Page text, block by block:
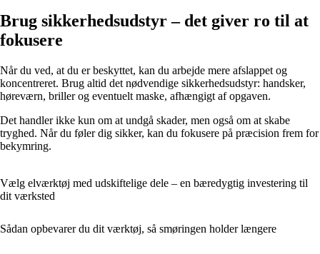
Brug sikkerhedsudstyr – det giver ro til at
fokusere
Når du ved, at du er beskyttet, kan du arbejde mere afslappet og
koncentreret. Brug altid det nødvendige sikkerhedsudstyr: handsker,
høreværn, briller og eventuelt maske, afhængigt af opgaven.
Det handler ikke kun om at undgå skader, men også om at skabe
tryghed. Når du føler dig sikker, kan du fokusere på præcision frem for
bekymring.
Vælg elværktøj med udskiftelige dele – en bæredygtig investering til
dit værksted
Sådan opbevarer du dit værktøj, så smøringen holder længere